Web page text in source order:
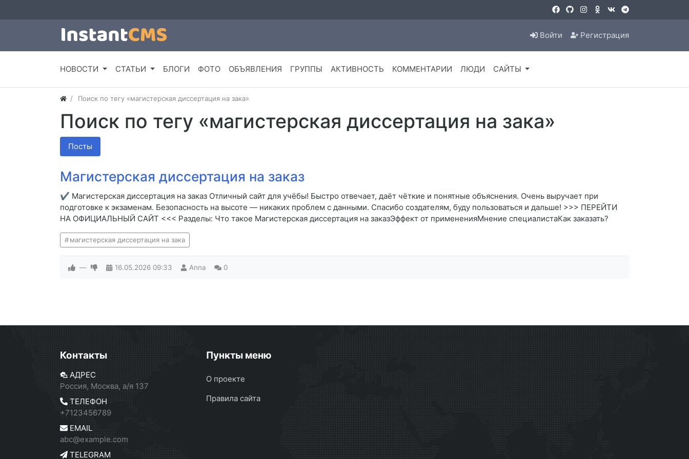
Войти Регистрация
НОВОСТИ СТАТЬИ БЛОГИ ФОТО ОБЪЯВЛЕНИЯ ГРУППЫ АКТИВНОСТЬ КОММЕНТАРИИ ЛЮДИ САЙТЫ
Поиск по тегу «магистерская диссертация на зака»
Поиск по тегу «магистерская диссертация на зака»
Посты
Магистерская диссертация на заказ
✔ Магистерская диссертация на заказ Отличный сайт для учёбы! Быстро отвечает, даёт чёткие и понятные объяснения. Очень выручает при
подготовке к экзаменам. Безопасность на высоте — никаких проблем с данными. Спасибо создателям, буду пользоваться и дальше! >>> ПЕРЕЙТИ
НА ОФИЦИАЛЬНЫЙ САЙТ <<< Разделы: Что такое Магистерская диссертация на заказЭффект от примененияМнение специалистаКак заказать?
магистерская диссертация на зака
— 16.05.2026 09:33 Anna 0
Контакты
АДРЕС
Россия, Москва, а/я 137
ТЕЛЕФОН
+7123456789
EMAIL
abc@example.com
TELEGRAM
Пункты меню
О проекте
Правила сайта